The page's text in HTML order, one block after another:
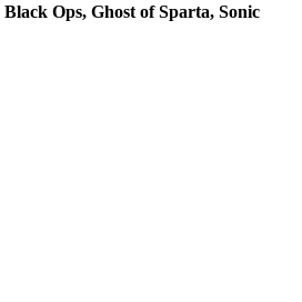
Ops, Ghost of Sparta, Sonic